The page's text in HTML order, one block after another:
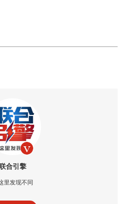
合引擎
里发现不同